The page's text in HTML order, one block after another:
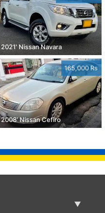
2021' Nissan Navara
165,000 Rs
2008' Nissan Cefiro